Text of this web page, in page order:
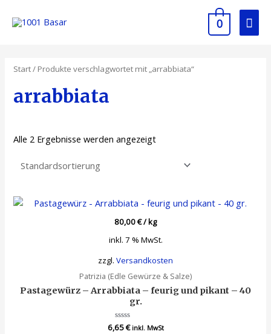
Inhalt
0
Start/ Produkte verschlagwortet mit „arrabbiata“
arrabbiata
Alle 2 Ergebnisse werden angezeigt
80,00€/kg
inkl. 7 % MwSt.
zzgl. Versandkosten
Patrizia (Edle Gewürze & Salze)
Pastagewürz – Arrabbiata – feurig und pikant – 40
gr.
Bewertet
6,65€ inkl. MwSt